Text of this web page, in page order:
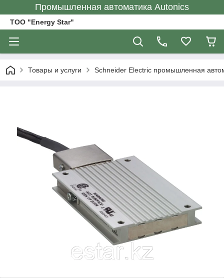
Промышленная автоматика Autonics
ТОО "Energy Star"
Товары и услуги Schneider Electric промышленная